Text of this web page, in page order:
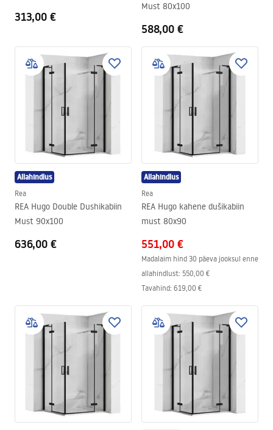
313,00 €
Must 80x100
588,00 €
Allahindlus
Rea
REA Hugo Double Dushikabiin
Must 90x100
636,00 €
Allahindlus
Rea
REA Hugo kahene dušikabiin
must 80x90
551,00 €
Madalaim hind 30 päeva jooksul enne
allahindlust: 550,00 €
Tavahind: 619,00 €